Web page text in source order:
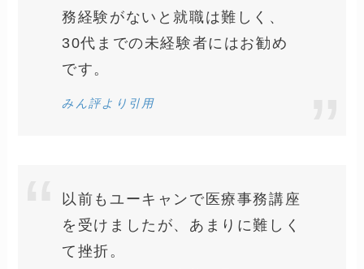
務経験がないと就職は難しく、
30代までの未経験者にはお勧め
です。
みん評より引用
以前もユーキャンで医療事務講座
を受けましたが、あまりに難しく
て挫折。